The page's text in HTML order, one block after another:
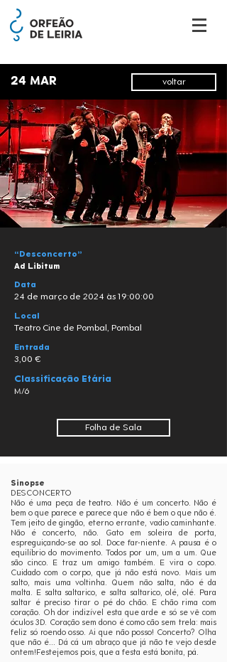
24 MAR voltar
“Desconcerto”
Ad Libitum
Data
24 de março de 2024 às 19:00:00
Local
Teatro Cine de Pombal, Pombal
Entrada
3,00 €
Classificação Etária
M/6
Folha de Sala
Sinopse
DESCONCERTO
Não é uma peça de teatro. Não é um concerto. Não é
bem o que parece e parece que não é bem o que não é.
Tem jeito de gingão, eterno errante, vadio caminhante.
Não é concerto, não. Gato em soleira de porta,
espreguiçando-se ao sol. Doce far-niente. A pausa é o
equilíbrio do movimento. Todos por um, um a um. Que
são cinco. E traz um amigo também. E vira o copo.
Cuidado com o corpo, que já não está novo. Mais um
salto, mais uma voltinha. Quem não salta, não é da
malta. E salta saltarico, e salta saltarico, olé, olé. Para
saltar é preciso tirar o pé do chão. E chão rima com
coração. Oh dor indizível esta que arde e só se vê com
óculos 3D. Coração sem dono é como cão sem trela: mais
feliz só roendo osso. Ai que não posso! Concerto? Olha
que não é... Dá cá um abraço que já não te vejo desde
ontem!Festejemos pois, que a festa está bonita, pá.